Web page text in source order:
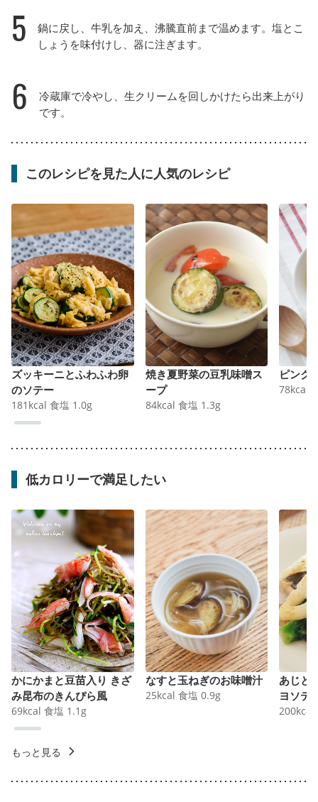
5
鍋に戻し、牛乳を加え、沸騰直前まで温めます。塩とこ
しょうを味付けし、器に注ぎます。
6
冷蔵庫で冷やし、生クリームを回しかけたら出来上がり
です。
このレシピを見た人に人気のレシピ
ズッキーニとふわふわ卵
のソテー
181 kcal 食塩 1.0g
焼き夏野菜の豆乳味噌ス
ープ
84kcal 食塩 1.3g
ピンク
78kcal
低カロリーで満足したい
かにかまと豆苗入り きざ
み昆布のきんぴら風
69kcal 食塩 1.1 g
なすと玉ねぎのお味噌汁
25kcal 食塩 0.9g
あじと
ヨソテ
200kcal
もっと見る